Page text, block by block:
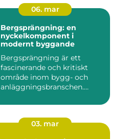
06. mar
Bergsprängning: en
nyckelkomponent i
modernt byggande
Bergsprängning är ett
fascinerande och kritiskt
område inom bygg- och
anläggningsbranschen.
03. mar